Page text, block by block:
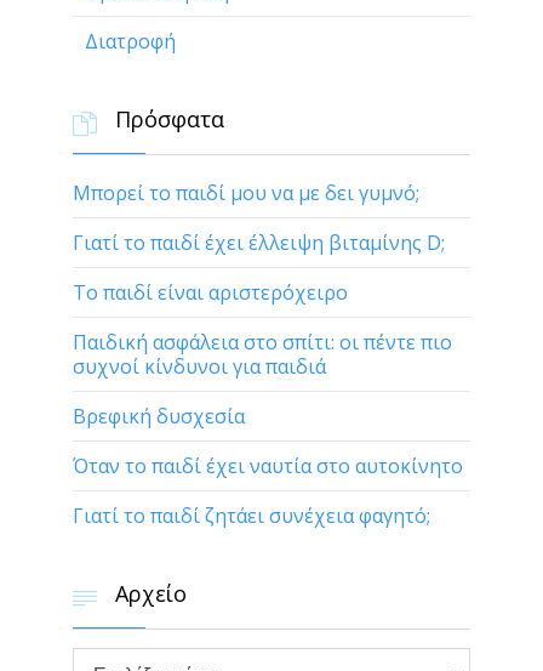
Διατροφή
 Πρόσφατα
Μπορεί το παιδί μου να με δει γυμνό;
Γιατί το παιδί έχει έλλειψη βιταμίνης D;
Το παιδί είναι αριστερόχειρο
Παιδική ασφάλεια στο σπίτι: οι πέντε πιο
συχνοί κίνδυνοι για παιδιά
Βρεφική δυσχεσία
Όταν το παιδί έχει ναυτία στο αυτοκίνητο
Γιατί το παιδί ζητάει συνέχεια φαγητό;
 Αρχείο